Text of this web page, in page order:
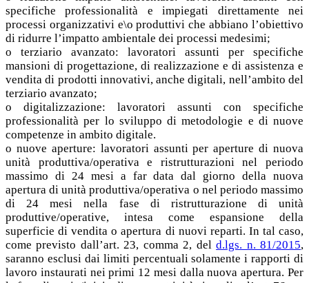
specifiche professionalità e impiegati direttamente nei
processi organizzativi e\o produttivi che abbiano l’obiettivo
di ridurre l’impatto ambientale dei processi medesimi;
o terziario avanzato: lavoratori assunti per specifiche
mansioni di progettazione, di realizzazione e di assistenza e
vendita di prodotti innovativi, anche digitali, nell’ambito del
terziario avanzato;
o digitalizzazione: lavoratori assunti con specifiche
professionalità per lo sviluppo di metodologie e di nuove
competenze in ambito digitale.
o nuove aperture: lavoratori assunti per aperture di nuova
unità produttiva/operativa e ristrutturazioni nel periodo
massimo di 24 mesi a far data dal giorno della nuova
apertura di unità produttiva/operativa o nel periodo massimo
di 24 mesi nella fase di ristrutturazione di unità
produttive/operative, intesa come espansione della
superficie di vendita o apertura di nuovi reparti. In tal caso,
come previsto dall’art. 23, comma 2, deld.lgs. n. 81/2015,
saranno esclusi dai limiti percentuali solamente i rapporti di
lavoro instaurati nei primi 12 mesi dalla nuova apertura. Per